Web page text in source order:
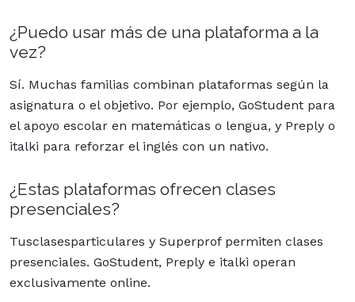
¿Puedo usar más de una plataforma a la
vez?
Sí. Muchas familias combinan plataformas según la
asignatura o el objetivo. Por ejemplo, GoStudent para
el apoyo escolar en matemáticas o lengua, y Preply o
italki para reforzar el inglés con un nativo.
¿Estas plataformas ofrecen clases
presenciales?
Tusclasesparticulares y Superprof permiten clases
presenciales. GoStudent, Preply e italki operan
exclusivamente online.